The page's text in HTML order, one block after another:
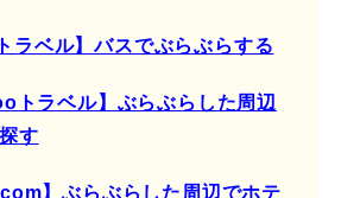
ラベル】バスでぶらぶらする
トラベル】ぶらぶらした周辺
す
】ぶらぶらした周辺でホテ